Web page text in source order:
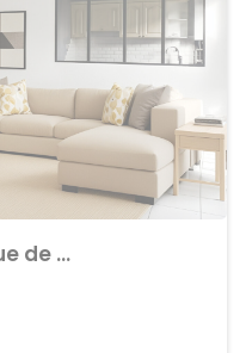
Achat Appartement Rue de Nantes